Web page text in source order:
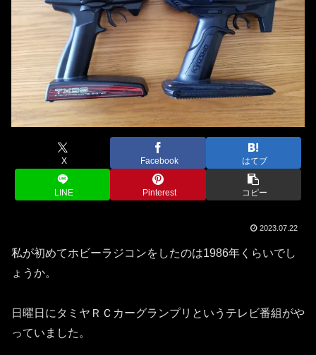
X Facebook はてブ
LINE Pinterest コピー
2023.07.22
私が初めてホビーラジコンをしたのは1986年くらいでし
ょうか。
日曜日にタミヤＲＣカーグランプリというテレビ番組がや
っていました。